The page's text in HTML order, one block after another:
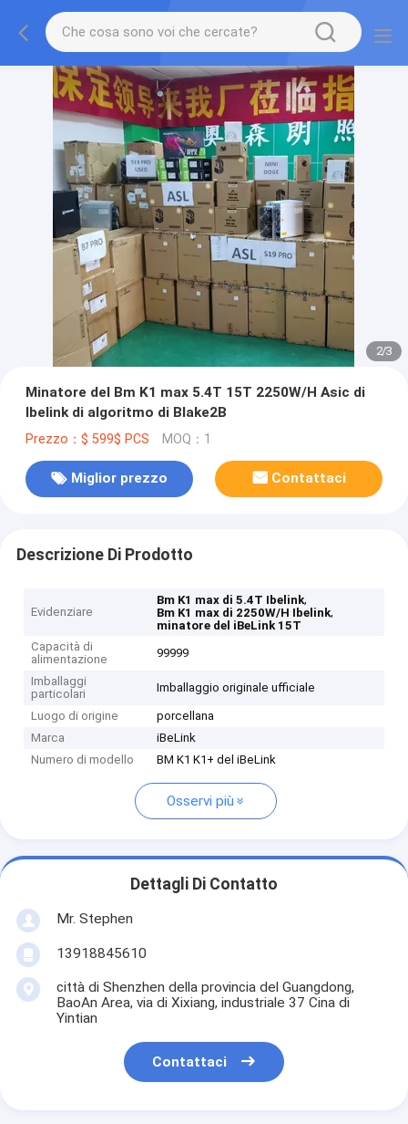
2/3
Minatore del Bm K1 max 5.4T 15T 2250W/H Asic di
Ibelink di algoritmo di Blake2B
Prezzo：$ 599$ PCS MOQ：1
Miglior prezzo Contattaci
Descrizione Di Prodotto
Evidenziare
Bm K1 max di 5.4T Ibelink,
Bm K1 max di 2250W/H Ibelink,
minatore del iBeLink 15T
Capacità di
alimentazione
99999
Imballaggi
particolari
Imballaggio originale ufficiale
Luogo di origine
porcellana
Marca
iBeLink
Numero di modello
BM K1 K1+ del iBeLink
Osservi più
Dettagli Di Contatto
Mr. Stephen
13918845610
città di Shenzhen della provincia del Guangdong,
BaoAn Area, via di Xixiang, industriale 37 Cina di
Yintian
Contattaci